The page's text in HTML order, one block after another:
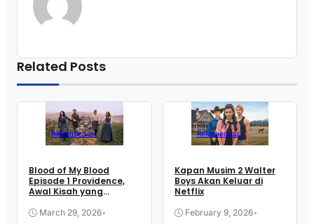
Related Posts
Rekomendasi
Blood of My Blood
Episode 1 Providence,
Awal Kisah yang
Rasa Penasaran
March 29, 2026•
Rekomendasi
Kapan Musim 2 Walter
Boys Akan Keluar di
Netflix
February 9, 2026•